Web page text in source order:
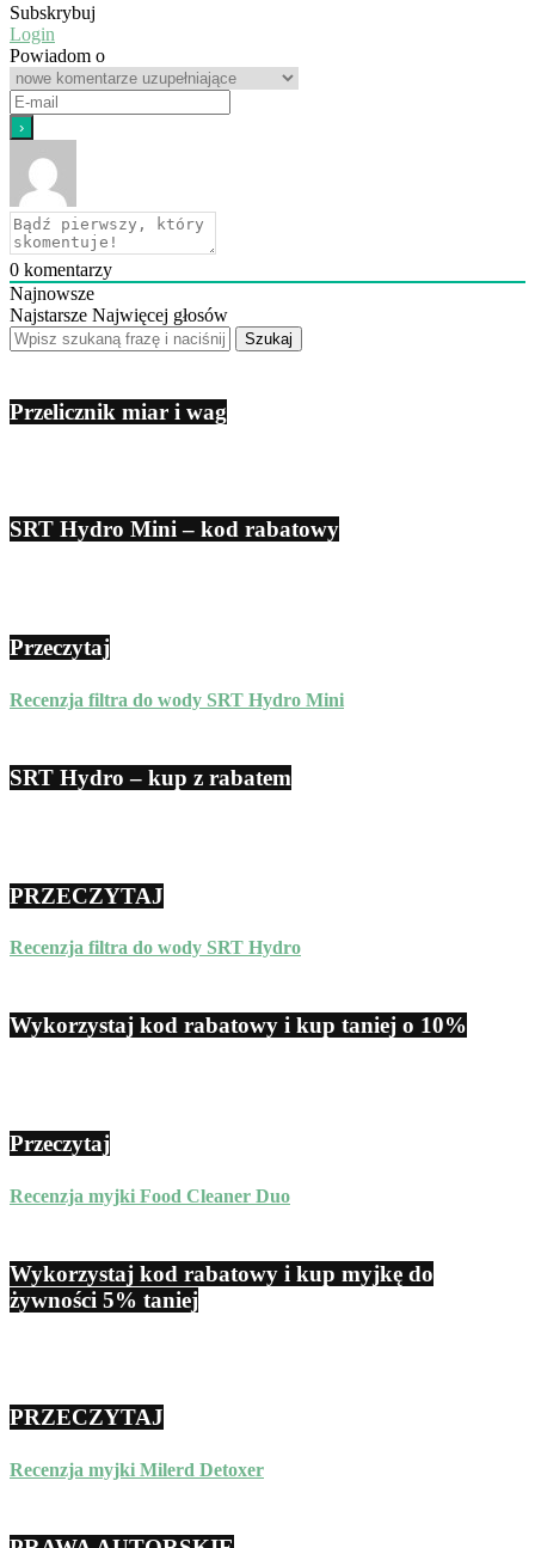
Subskrybuj
Login
Powiadom o
0 komentarzy
Najnowsze
Najstarsze Najwięcej głosów
Przelicznik miar i wag
SRT Hydro Mini – kod rabatowy
Przeczytaj
Recenzja filtra do wody SRT Hydro Mini
SRT Hydro – kup z rabatem
PRZECZYTAJ
Recenzja filtra do wody SRT Hydro
Wykorzystaj kod rabatowy i kup taniej o 10%
Przeczytaj
Recenzja myjki Food Cleaner Duo
Wykorzystaj kod rabatowy i kup myjkę do
żywności 5% taniej
PRZECZYTAJ
Recenzja myjki Milerd Detoxer